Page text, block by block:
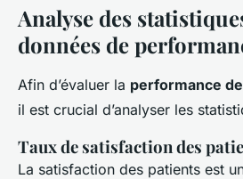
Analyse des
données de
Afin d’évaluer la performance
il est crucial d’analyser les
Taux de satisfaction des
La satisfaction des patients est